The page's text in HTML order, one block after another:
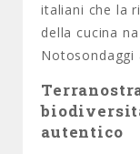
italiani che la
della cucina
Notosondaggi
autentico